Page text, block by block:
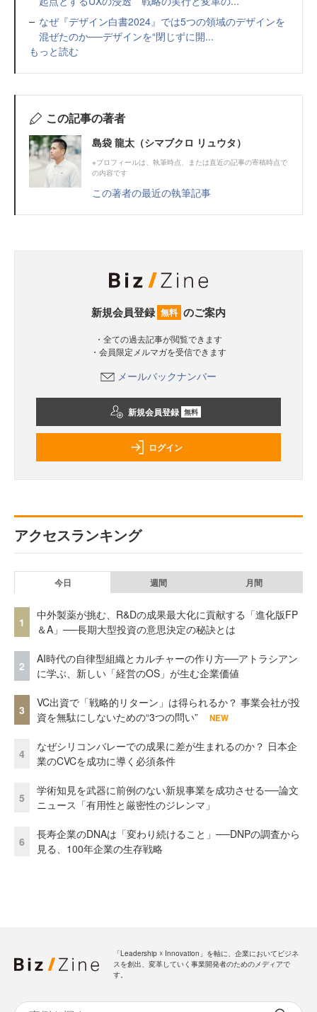
なぜ『デザイン白書2024』では5つの領域のデザインを
混ぜたのか──デザインを“閉じずに開...
もっと読む
この記事の著者
島袋 龍太（シマブクロ リュウタ）
※プロフィールは、執筆時点、または直近の記事の寄稿時点で
の内容です
この著者の最近の執筆記事
新規会員登録 無料 のご案内
・全ての過去記事が閲覧できます
・会員限定メルマガを受信できます
メールバックナンバー
新規会員登録 無料
ログイン
アクセスランキング
今日 週間 月間
1
中外製薬が挑む、R&Dの成果最大化に貢献する「進化版FP
＆A」──長期大型投資の意思決定の秘訣とは
2
AI時代の自律型組織とカルチャーの作り方──アトラシアン
に学ぶ、新しい「経営のOS」が生む企業価値
3
VC出資で「戦略的リターン」は得られるか？ 事業会社が投
資を無駄にしないための“3つの問い”
NEW
4
なぜシリコンバレーでの成果に差が生まれるのか？ 日本企
業のCVCを成功に導く必須条件
5
学術知見を武器に前例のない新規事業を成功させる──論文
ニュース「有用性と厳密性のジレンマ」
6
長寿企業のDNAは「変わり続けること」──DNPの調査から
見る、100年企業の生存戦略
「Leadership ☓ Innovation」を軸に、企業においてビジネ
スを創出、変革していく事業開発者のためのメディアで
す。